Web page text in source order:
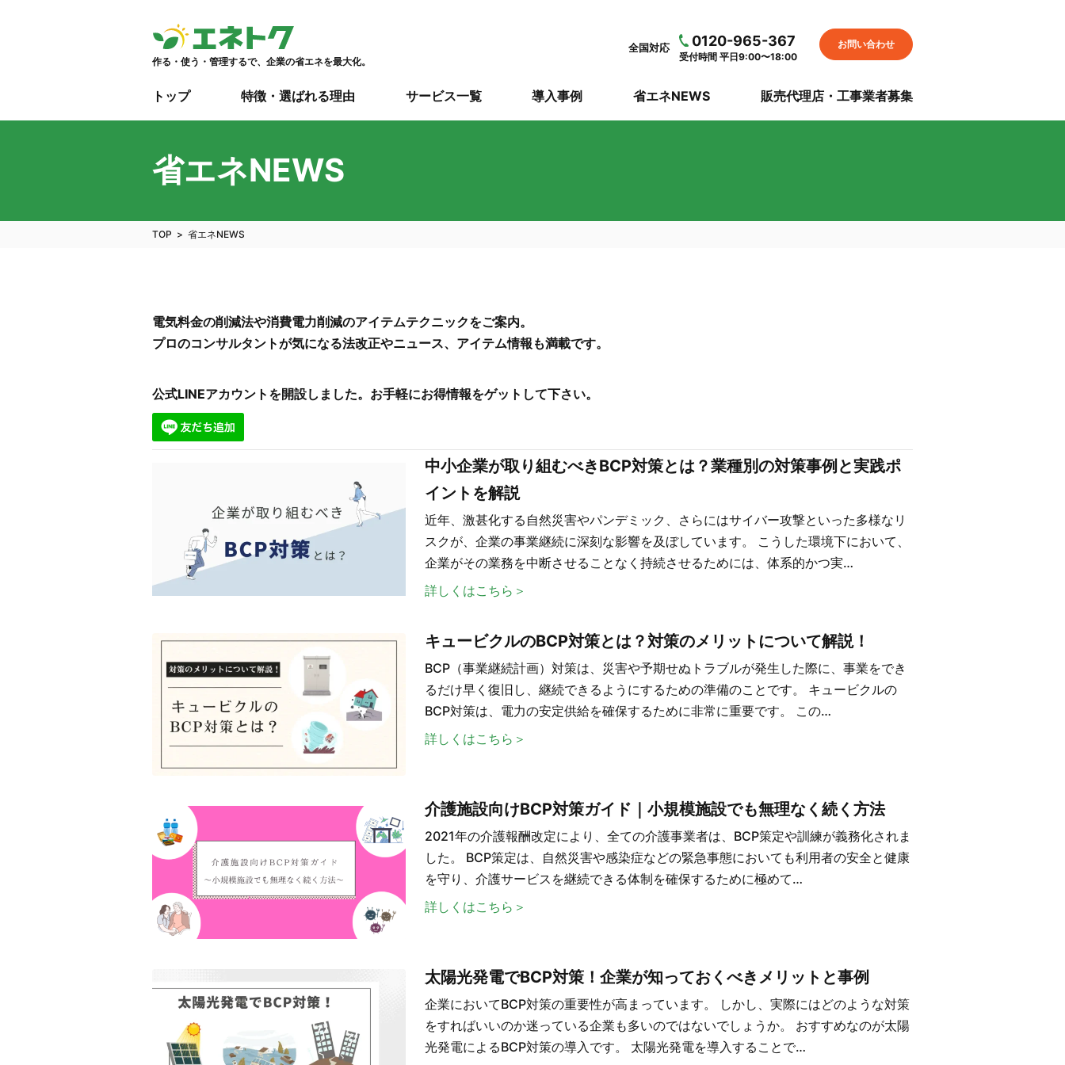
作る・使う・管理するで、企業の省エネを最大化。
全国対応 0120-965-367
受付時間 平日9:00〜18:00
お問い合わせ
トップ 特徴・選ばれる理由 サービス一覧 導入事例 省エネNEWS 販売代理店・工事業者募集
省エネNEWS
TOP 省エネNEWS
電気料金の削減法や消費電力削減のアイテムテクニックをご案内。
プロのコンサルタントが気になる法改正やニュース、アイテム情報も満載です。
公式LINEアカウントを開設しました。お手軽にお得情報をゲットして下さい。
中小企業が取り組むべきBCP対策とは？業種別の対策事例と実践ポ
イントを解説
近年、激甚化する自然災害やパンデミック、さらにはサイバー攻撃といった多様なリ
スクが、企業の事業継続に深刻な影響を及ぼしています。 こうした環境下において、
企業がその業務を中断させることなく持続させるためには、体系的かつ実…
詳しくはこちら＞
キュービクルのBCP対策とは？対策のメリットについて解説！
BCP（事業継続計画）対策は、災害や予期せぬトラブルが発生した際に、事業をでき
るだけ早く復旧し、継続できるようにするための準備のことです。 キュービクルの
BCP対策は、電力の安定供給を確保するために非常に重要です。 この…
詳しくはこちら＞
介護施設向けBCP対策ガイド｜小規模施設でも無理なく続く方法
2021年の介護報酬改定により、全ての介護事業者は、BCP策定や訓練が義務化されま
した。 BCP策定は、自然災害や感染症などの緊急事態においても利用者の安全と健康
を守り、介護サービスを継続できる体制を確保するために極めて…
詳しくはこちら＞
太陽光発電でBCP対策！企業が知っておくべきメリットと事例
企業においてBCP対策の重要性が高まっています。 しかし、実際にはどのような対策
をすればいいのか迷っている企業も多いのではないでしょうか。 おすすめなのが太陽
光発電によるBCP対策の導入です。 太陽光発電を導入することで…